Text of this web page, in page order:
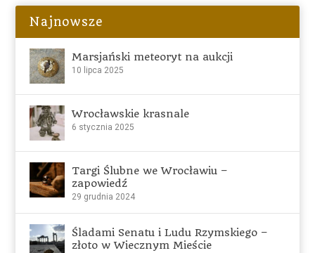
Najnowsze
Marsjański meteoryt na aukcji
10 lipca 2025
Wrocławskie krasnale
6 stycznia 2025
Targi Ślubne we Wrocławiu –
zapowiedź
29 grudnia 2024
Śladami Senatu i Ludu Rzymskiego –
złoto w Wiecznym Mieście